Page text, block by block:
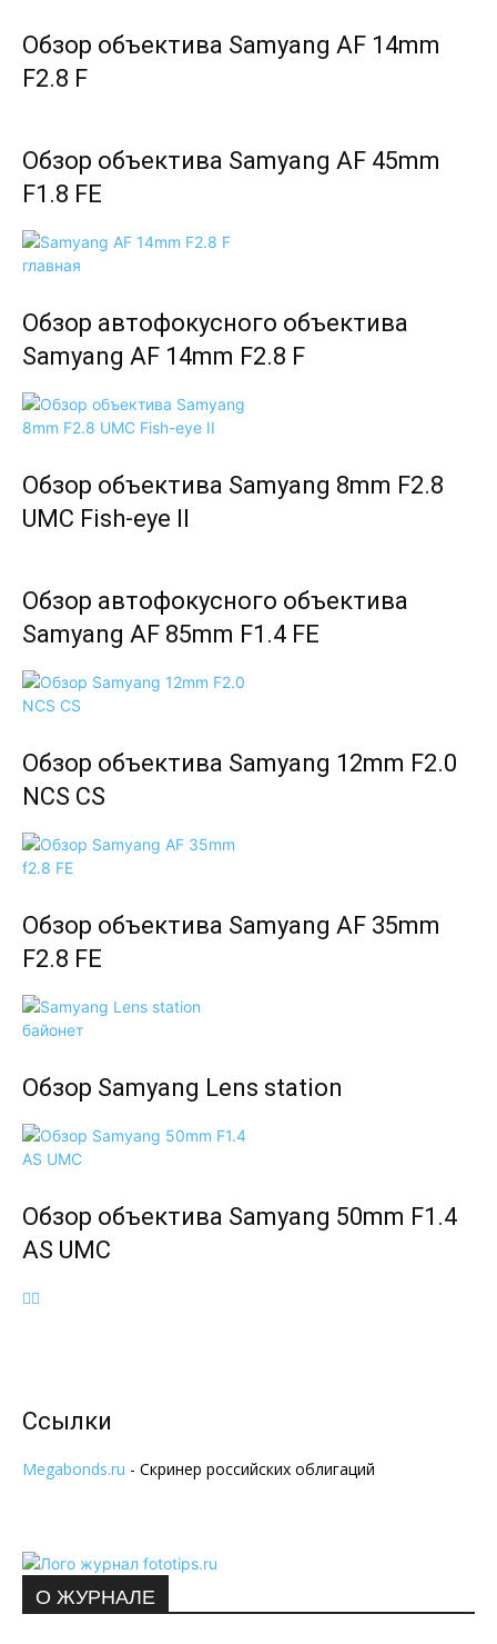
Обзор объектива Samyang AF 14mm
F2.8 F
Обзор объектива Samyang AF 45mm
F1.8 FE
Обзор автофокусного объектива
Samyang AF 14mm F2.8 F
Обзор объектива Samyang 8mm F2.8
UMC Fish-eye II
Обзор автофокусного объектива
Samyang AF 85mm F1.4 FE
Обзор объектива Samyang 12mm F2.0
NCS CS
Обзор объектива Samyang AF 35mm
F2.8 FE
Обзор Samyang Lens station
Обзор объектива Samyang 50mm F1.4
AS UMC
Ссылки
Megabonds.ru - Скринер российских облигаций
О ЖУРНАЛЕ